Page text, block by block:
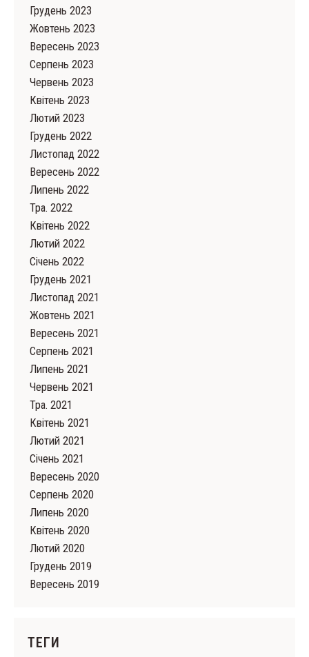
Грудень 2023
Жовтень 2023
Вересень 2023
Серпень 2023
Червень 2023
Квітень 2023
Лютий 2023
Грудень 2022
Листопад 2022
Вересень 2022
Липень 2022
Тра. 2022
Квітень 2022
Лютий 2022
Cічень 2022
Грудень 2021
Листопад 2021
Жовтень 2021
Вересень 2021
Серпень 2021
Липень 2021
Червень 2021
Тра. 2021
Квітень 2021
Лютий 2021
Cічень 2021
Вересень 2020
Серпень 2020
Липень 2020
Квітень 2020
Лютий 2020
Грудень 2019
Вересень 2019
ТЕГИ